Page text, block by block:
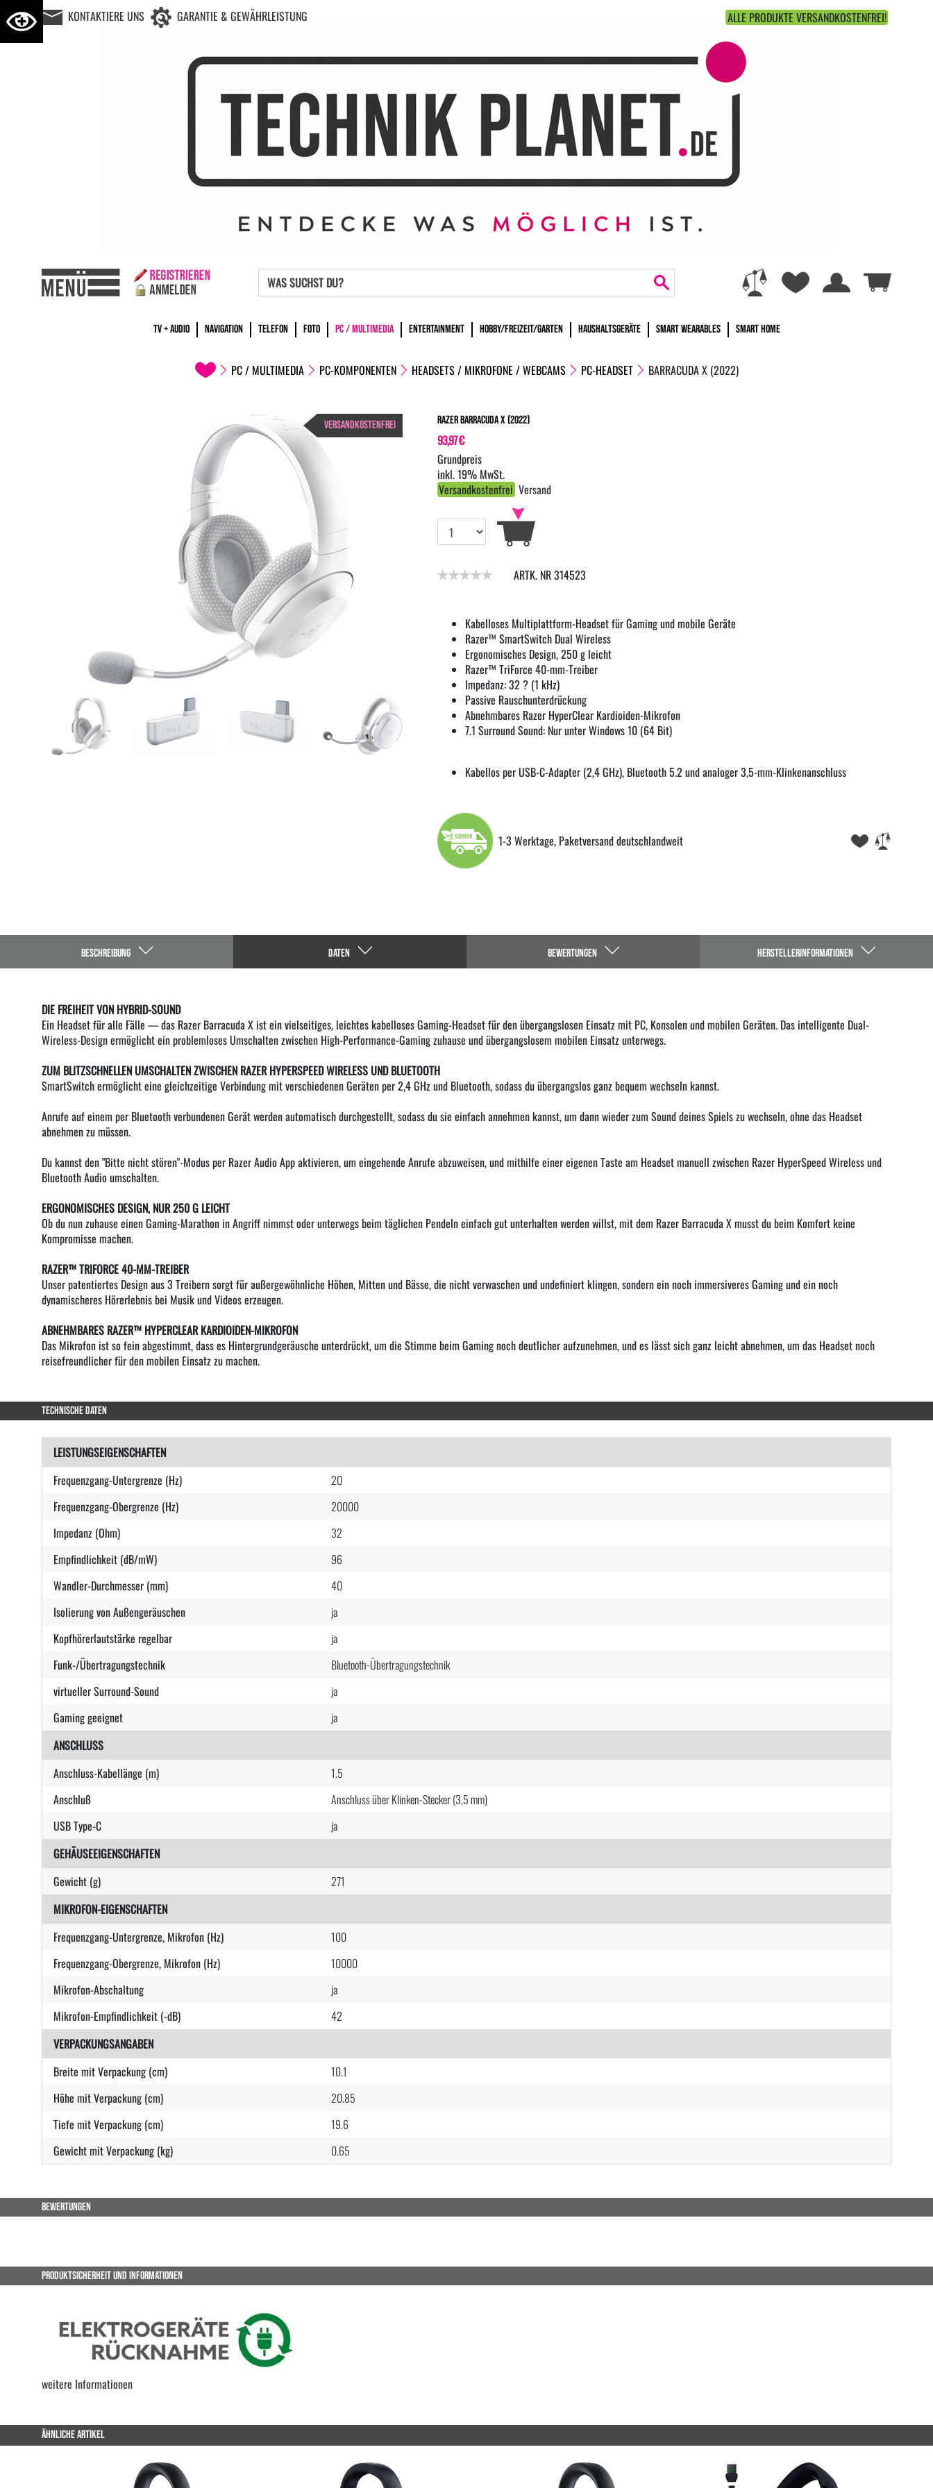
KONTAKTIERE UNS GARANTIE & GEWÄHRLEISTUNG ALLE PRODUKTE VERSANDKOSTENFREI!
TV + AUDIO NAVIGATION TELEFON FOTO PC / MULTIMEDIA ENTERTAINMENT HOBBY/FREIZEIT/GARTEN HAUSHALTSGERÄTE SMART WEARABLES SMART HOME
PC / MULTIMEDIA PC-KOMPONENTEN HEADSETS / MIKROFONE / WEBCAMS PC-HEADSET BARRACUDA X (2022)
VERSANDKOSTENFREI Razer Barracuda X (2022)
ARTK. NR 314523
Kabelloses Multiplattform-Headset für Gaming und mobile Geräte
Razer™ SmartSwitch Dual Wireless
Ergonomisches Design, 250 g leicht
Razer™ TriForce 40-mm-Treiber
Impedanz: 32 ? (1 kHz)
Passive Rauschunterdrückung
Abnehmbares Razer HyperClear Kardioiden-Mikrofon
7.1 Surround Sound: Nur unter Windows 10 (64 Bit)
Kabellos per USB-C-Adapter (2,4 GHz), Bluetooth 5.2 und analoger 3,5-mm-Klinkenanschluss
1-3 Werktage, Paketversand deutschlandweit
93,97 €
inkl. 19% MwSt.
Versandkostenfrei Versand
BESCHREIBUNG DATEN BEWERTUNGEN HERSTELLERINFORMATIONEN
DIE FREIHEIT VON HYBRID-SOUND
Ein Headset für alle Fälle — das Razer Barracuda X ist ein vielseitiges, leichtes kabelloses Gaming-Headset für den übergangslosen Einsatz mit PC, Konsolen und mobilen Geräten. Das intelligente Dual-
Wireless-Design ermöglicht ein problemloses Umschalten zwischen High-Performance-Gaming zuhause und übergangslosem mobilen Einsatz unterwegs.
ZUM BLITZSCHNELLEN UMSCHALTEN ZWISCHEN RAZER HYPERSPEED WIRELESS UND BLUETOOTH
SmartSwitch ermöglicht eine gleichzeitige Verbindung mit verschiedenen Geräten per 2,4 GHz und Bluetooth, sodass du übergangslos ganz bequem wechseln kannst.
Anrufe auf einem per Bluetooth verbundenen Gerät werden automatisch durchgestellt, sodass du sie einfach annehmen kannst, um dann wieder zum Sound deines Spiels zu wechseln, ohne das Headset
abnehmen zu müssen.
Du kannst den "Bitte nicht stören"-Modus per Razer Audio App aktivieren, um eingehende Anrufe abzuweisen, und mithilfe einer eigenen Taste am Headset manuell zwischen Razer HyperSpeed Wireless und
Bluetooth Audio umschalten.
ERGONOMISCHES DESIGN, NUR 250 G LEICHT
Ob du nun zuhause einen Gaming-Marathon in Angriff nimmst oder unterwegs beim täglichen Pendeln einfach gut unterhalten werden willst, mit dem Razer Barracuda X musst du beim Komfort keine
Kompromisse machen.
RAZER™ TRIFORCE 40-MM-TREIBER
Unser patentiertes Design aus 3 Treibern sorgt für außergewöhnliche Höhen, Mitten und Bässe, die nicht verwaschen und undefiniert klingen, sondern ein noch immersiveres Gaming und ein noch
dynamischeres Hörerlebnis bei Musik und Videos erzeugen.
ABNEHMBARES RAZER™ HYPERCLEAR KARDIOIDEN-MIKROFON
Das Mikrofon ist so fein abgestimmt, dass es Hintergrundgeräusche unterdrückt, um die Stimme beim Gaming noch deutlicher aufzunehmen, und es lässt sich ganz leicht abnehmen, um das Headset noch
reisefreundlicher für den mobilen Einsatz zu machen.
TECHNISCHE DATEN
LEISTUNGSEIGENSCHAFTEN
Frequenzgang-Untergrenze (Hz)
20
Frequenzgang-Obergrenze (Hz)
20000
Impedanz (Ohm)
32
Empfindlichkeit (dB/mW)
96
Wandler-Durchmesser (mm)
40
Isolierung von Außengeräuschen
ja
Kopfhörerlautstärke regelbar
ja
Funk-/Übertragungstechnik
Bluetooth-Übertragungstechnik
virtueller Surround-Sound
ja
Gaming geeignet
ja
ANSCHLUSS
Anschluss-Kabellänge (m)
1.5
Anschluß
Anschluss über Klinken-Stecker (3,5 mm)
USB Type-C
ja
GEHÄUSEEIGENSCHAFTEN
Gewicht (g)
271
MIKROFON-EIGENSCHAFTEN
Frequenzgang-Untergrenze, Mikrofon (Hz)
100
Frequenzgang-Obergrenze, Mikrofon (Hz)
10000
Mikrofon-Abschaltung
ja
Mikrofon-Empfindlichkeit (-dB)
42
VERPACKUNGSANGABEN
Breite mit Verpackung (cm)
10.1
Höhe mit Verpackung (cm)
20.85
Tiefe mit Verpackung (cm)
19.6
Gewicht mit Verpackung (kg)
0.65
BEWERTUNGEN
PRODUKTSICHERHEIT UND INFORMATIONEN
weitere Informationen
ÄHNLICHE ARTIKEL